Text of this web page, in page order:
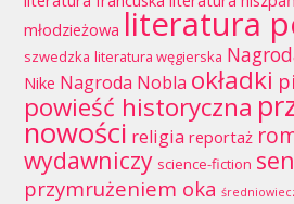
młodzieżowa literatura
szwedzka literatura węgierska
Nike Nagroda Nobla okładki
powieść historyczna
nowości religia reportaż
wydawniczy science-fiction
przymrużeniem oka